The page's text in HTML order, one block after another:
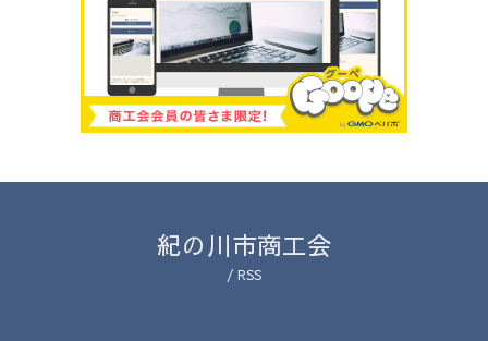
紀の川市商工会
/ RSS